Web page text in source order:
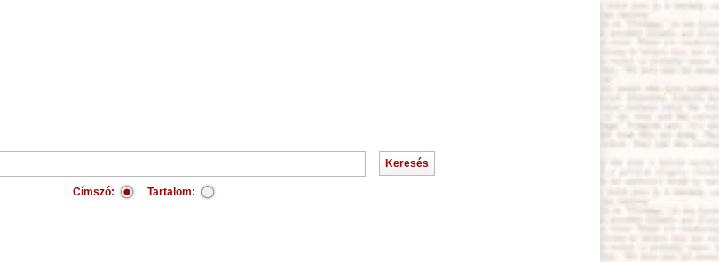
Címszó: Tartalom: